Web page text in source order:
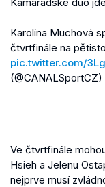
Karolína Muchová
čtvrtfinále na
pic.twitter.com/
(@CANALSportCZ)
Ve čtvrtfinále
Hsieh a Jelenu
nejprve musí